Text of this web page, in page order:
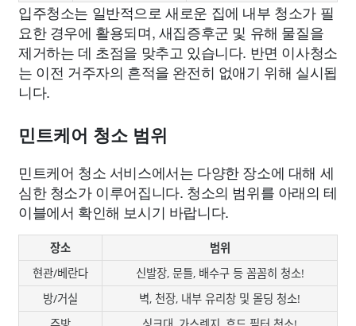
입주청소는 일반적으로 새로운 집에 내부 청소가 필
요한 경우에 활용되며, 새집증후군 및 유해 물질을
제거하는 데 초점을 맞추고 있습니다. 반면 이사청소
는 이전 거주자의 흔적을 완전히 없애기 위해 실시됩
니다.
민트케어 청소 범위
민트케어 청소 서비스에서는 다양한 장소에 대해 세
심한 청소가 이루어집니다. 청소의 범위를 아래의 테
이블에서 확인해 보시기 바랍니다.
장소
범위
현관/베란다
신발장, 문틀, 배수구 등 꼼꼼히 청소!
방/거실
벽, 천장, 내부 유리창 및 몰딩 청소!